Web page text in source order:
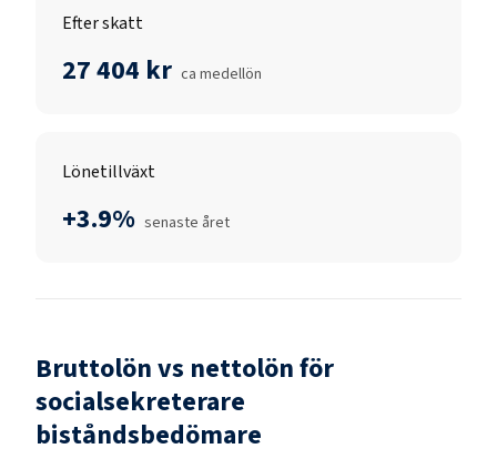
Efter skatt
27 404 kr ca medellön
Lönetillväxt
+3.9% senaste året
Bruttolön vs nettolön för
socialsekreterare
biståndsbedömare